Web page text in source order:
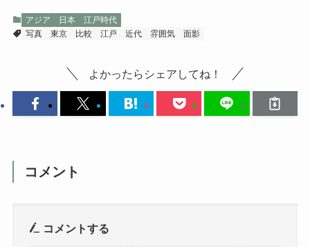
アジア 日本
江戸時代
写真
東京 比較 江戸 近代 雰囲気 面影
よかったらシェアしてね！
コメント
コメントする